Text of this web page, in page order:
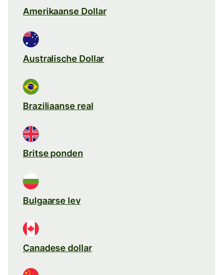
Amerikaanse Dollar
Australische Dollar
Braziliaanse real
Britse ponden
Bulgaarse lev
Canadese dollar